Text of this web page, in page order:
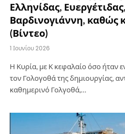
Ελληνίδας,
Βαρδινογιάννη, καθώς
(Βίντεο)
1 Ιουνίου 2026
Η Κυρία, με Κ κεφαλαίο όσο ήταν
τον Γολογοθά της δημιουργίας,
καθημερινό Γολγοθά,…